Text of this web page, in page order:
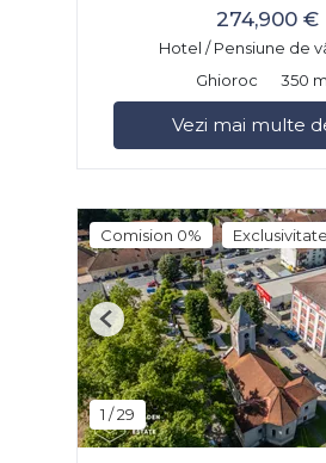
274,900 €
Hotel / Pensiune de
Ghioroc
350
Vezi mai multe
Comision 0% Exclusivitate
1 /29
Previous